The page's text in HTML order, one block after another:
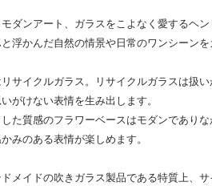
ダンアート、ガラスをこよなく愛するヘ
浮かんだ自然の情景や日常のワンシーン
サイクルガラス。リサイクルガラスは扱
がけない表情を生み出します。
た質感のフラワーベースはモダンであり
みのある表情が楽しめます。
メイドの吹きガラス製品である特質上、